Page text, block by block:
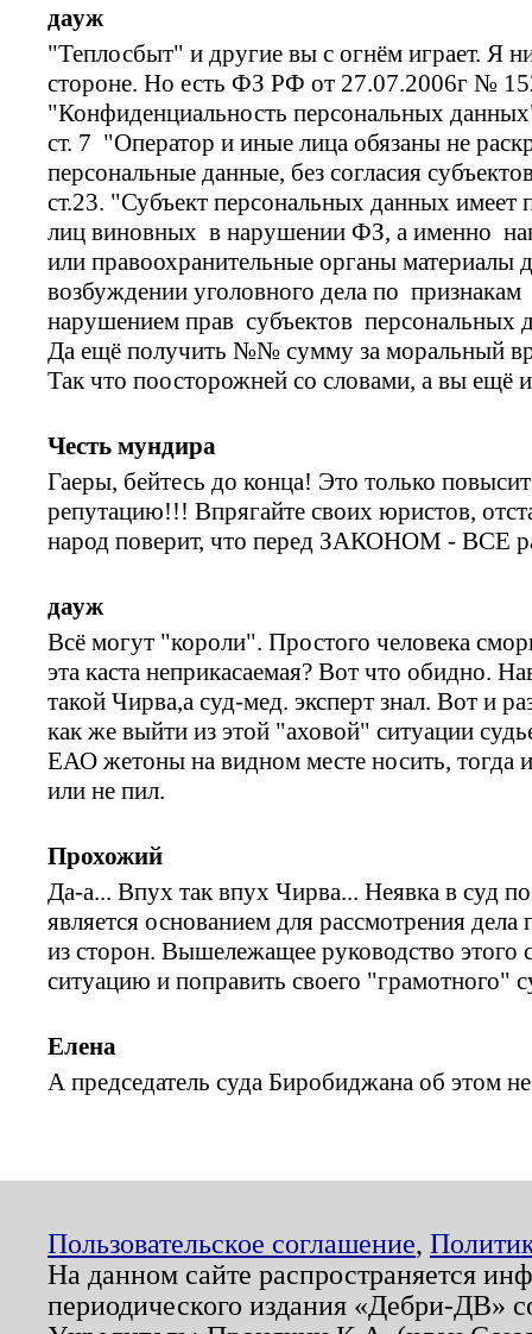
дауж
"Теплосбыт" и другие вы с огнём играет. Я
стороне. Но есть ФЗ РФ от 27.07.2006г №
"Конфиденциальность персональных
ст. 7 "Оператор и иные лица обязаны не
персональные данные, без согласия
ст.23. "Субъект персональных данных имеет
лиц виновных в нарушении ФЗ, а именно
или правоохранительные органы материалы
возбуждении уголовного дела по признакам
нарушением прав субъектов персональных
Да ещё получить №№ сумму за моральный
Так что поосторожней со словами, а вы ещё
Честь мундира
Гаеры, бейтесь до конца! Это только
репутацию!!! Впрягайте своих юристов,
народ поверит, что перед ЗАКОНОМ - ВСЕ
дауж
Всё могут "короли". Простого человека
эта каста неприкасаемая? Вот что обидно.
такой Чирва,а суд-мед. эксперт знал. Вот и
как же выйти из этой "аховой" ситуации
ЕАО жетоны на видном месте носить, тогда
или не пил.
Прохожий
Да-а... Впух так впух Чирва... Неявка в суд
является основанием для рассмотрения
из сторон. Вышележащее руководство этого
ситуацию и поправить своего "грамотного"
Елена
А председатель суда Биробиджана об этом не
Пользовательское соглашение,
На данном сайте распространяется
периодического издания «Дебри-ДВ»